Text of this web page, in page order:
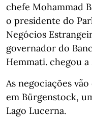
chefe Mohammad
o presidente do
Negócios
governador do
Hemmati. chegou
As negociações
em Bürgenstock,
Lago Lucerna.